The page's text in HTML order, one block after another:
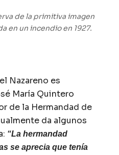
de la primitiva imagen
en un incendio en 1927.
Nazareno es
María Quintero
de la Hermandad de
da algunos
“La hermandad
se aprecia que tenía